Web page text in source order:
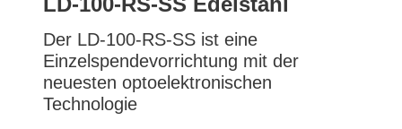
Der LD-100-RS-SS ist eine
Einzelspendevorrichtung mit der
neuesten optoelektronischen
Technologie